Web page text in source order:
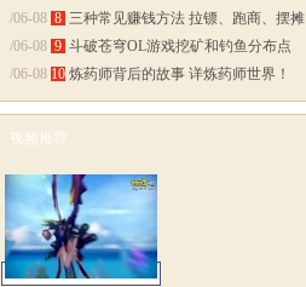
/06-08 8 三种常见赚钱方法 拉镖、跑商、摆摊
/06-08 9 斗破苍穹OL游戏挖矿和钓鱼分布点
/06-08 10 炼药师背后的故事 详炼药师世界！
视频推荐
更多>>